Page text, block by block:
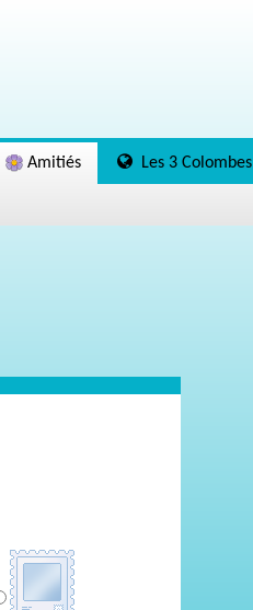
Amitiés Les 3 Colombes